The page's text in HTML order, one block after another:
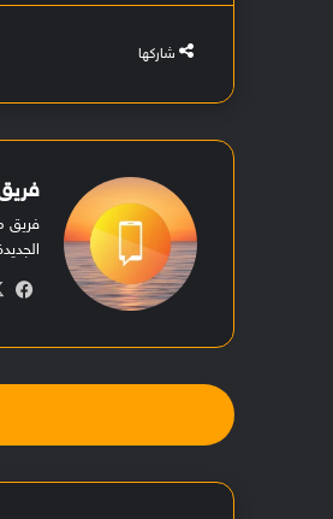
شاركها
فريق